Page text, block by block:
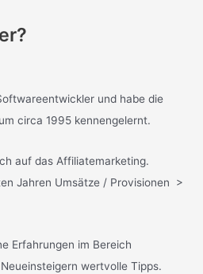
und habe die
circa 1995 kennengelernt.
auf das Affiliatemarketing.
Jahren Umsätze / Provisionen >
Erfahrungen im Bereich
wertvolle Tipps.